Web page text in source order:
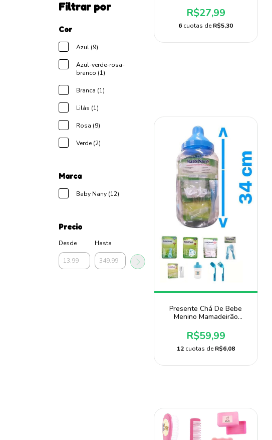
Filtrar por
Cor
Azul (9)
Azul-verde-rosa-
branco (1)
Branca (1)
Lilás (1)
Rosa (9)
Verde (2)
Marca
Baby Nany (12)
Precio
Desde Hasta
Chupeta Presente
R$27,99
6 cuotas deR$5,30
Presente Chá De Bebe
Menino Mamadeirão
R$59,99
12 cuotas deR$6,08